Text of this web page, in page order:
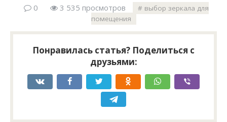
0 3 535 просмотров
выбор зеркала для
помещения
Понравилась статья? Поделиться с
друзьями: